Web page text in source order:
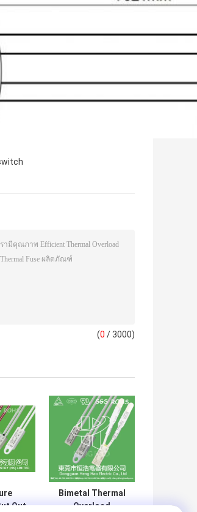
(0 / 3000)
Out
Bimetal Thermal
Overload